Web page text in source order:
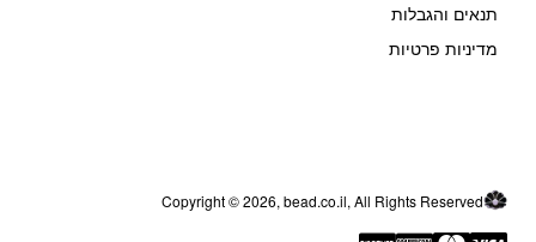
תנאים והגבלות
מדיניות פרטיות
Copyright © 2026, bead.co.il, All Rights Reserved